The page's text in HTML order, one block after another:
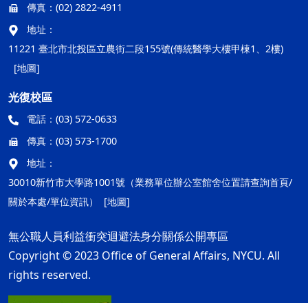
傳真： (02) 2822-4911
地址：
11221 臺北市北投區立農街二段155號(傳統醫學大樓甲棟1、2樓)
[地圖]
光復校區
電話： (03) 572-0633
傳真： (03) 573-1700
地址：
30010新竹市大學路1001號（業務單位辦公室館舍位置請查詢首頁/
關於本處/單位資訊）
[地圖]
無公職人員利益衝突迴避法身分關係公開專區
Copyright © 2023 Office of General Affairs, NYCU. All
rights reserved.